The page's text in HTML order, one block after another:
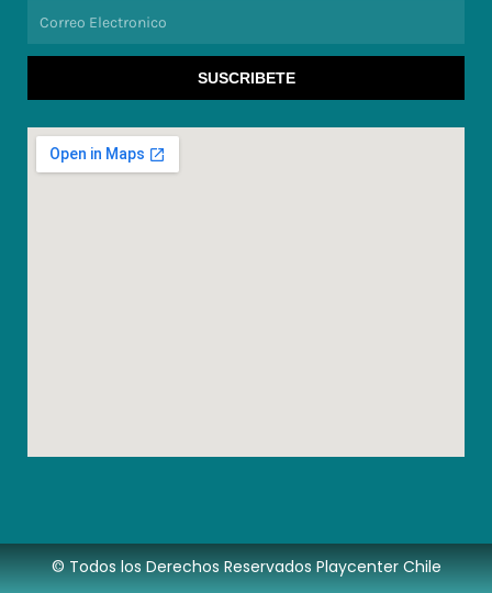
SUSCRIBETE
© Todos los Derechos Reservados Playcenter Chile